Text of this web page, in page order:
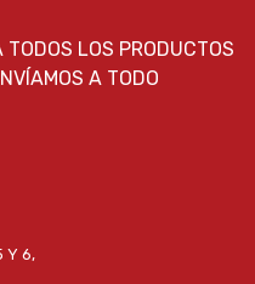
TODOS LOS PRODUCTOS
A TODO
Y 6,